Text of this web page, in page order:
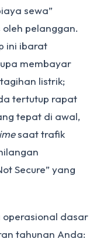
sewa”
pelanggan.
ini ibarat
membayar
listrik;
tertutup rapat
tepat di awal,
saat trafik
Secure” yang
operasional dasar
tahunan Anda: